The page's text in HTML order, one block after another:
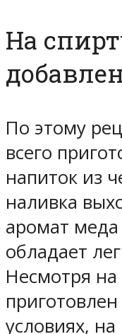
На
По этому
всего
напиток из
наливка
аромат меда
обладает
Несмотря на
условиях,